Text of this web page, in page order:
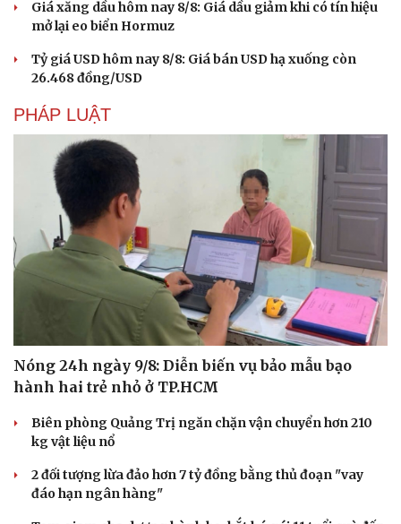
Giá xăng dầu hôm nay 8/8: Giá dầu giảm khi có tín hiệu
mở lại eo biển Hormuz
Tỷ giá USD hôm nay 8/8: Giá bán USD hạ xuống còn
26.468 đồng/USD
PHÁP LUẬT
Nóng 24h ngày 9/8: Diễn biến vụ bảo mẫu bạo
hành hai trẻ nhỏ ở TP.HCM
Biên phòng Quảng Trị ngăn chặn vận chuyển hơn 210
kg vật liệu nổ
2 đối tượng lừa đảo hơn 7 tỷ đồng bằng thủ đoạn "vay
đáo hạn ngân hàng"